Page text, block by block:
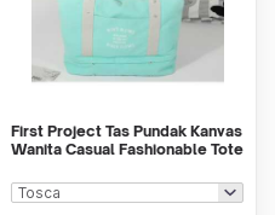
First Project Tas Pundak Kanvas
Wanita Casual Fashionable Tote